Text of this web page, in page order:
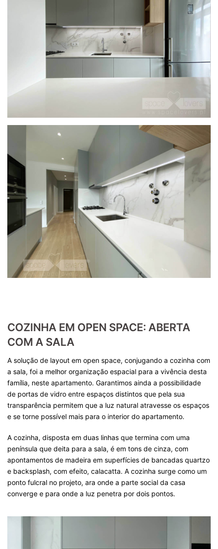
COZINHA EM OPEN SPACE: ABERTA
COM A SALA
A solução de layout em open space, conjugando a cozinha com
a sala, foi a melhor organização espacial para a vivência desta
família, neste apartamento. Garantimos ainda a possibilidade
de portas de vidro entre espaços distintos que pela sua
transparência permitem que a luz natural atravesse os espaços
e se torne possível mais para o interior do apartamento.
A cozinha, disposta em duas linhas que termina com uma
península que deita para a sala, é em tons de cinza, com
apontamentos de madeira em superfícies de bancadas quartzo
e backsplash, com efeito, calacatta. A cozinha surge como um
ponto fulcral no projeto, ara onde a parte social da casa
converge e para onde a luz penetra por dois pontos.